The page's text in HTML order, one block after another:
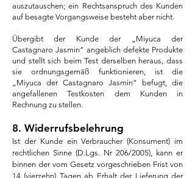
auszutauschen; ein Rechtsanspruch des Kunden
auf besagte Vorgangsweise besteht aber nicht.
Übergibt der Kunde der „Miyuca der
Castagnaro Jasmin“ angeblich defekte Produkte
und stellt sich beim Test derselben heraus, dass
sie ordnungsgemäß funktionieren, ist die
„Miyuca der Castagnaro Jasmin“ befugt, die
angefallenen Testkosten dem Kunden in
Rechnung zu stellen.
8. Widerrufsbelehrung
Ist der Kunde ein Verbraucher (Konsument) im
rechtlichen Sinne (D.Lgs. Nr 206/2005), kann er
binnen der vom Gesetz vorgeschrieben Frist von
14 (vierzehn) Tagen ab Erhalt der Lieferung der